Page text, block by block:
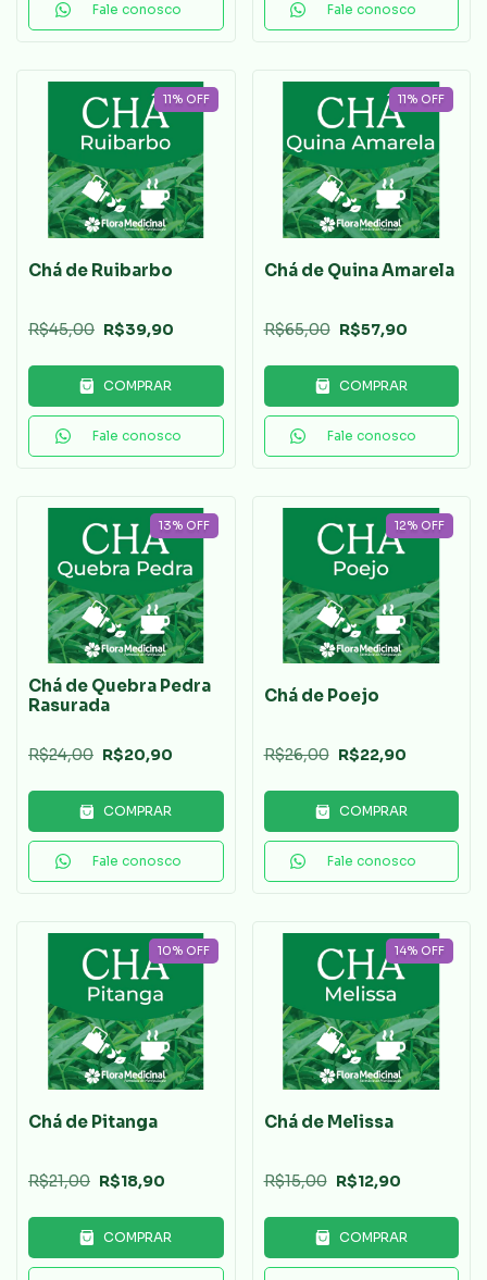
Fale conosco Fale conosco
11% OFF
Chá de Ruibarbo
R$45,00 R$39,90
COMPRAR
Fale conosco
11% OFF
Chá de Quina Amarela
R$65,00 R$57,90
COMPRAR
Fale conosco
13% OFF
Chá de Quebra Pedra
Rasurada
R$24,00 R$20,90
COMPRAR
Fale conosco
12% OFF
Chá de Poejo
R$26,00 R$22,90
COMPRAR
Fale conosco
10% OFF
Chá de Pitanga
R$21,00 R$18,90
COMPRAR
14% OFF
Chá de Melissa
R$15,00 R$12,90
COMPRAR